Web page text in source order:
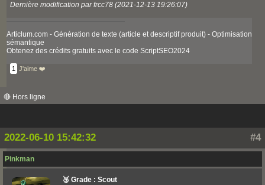
Dernière modification par frcc78 (2021-12-13 19:26:07)
Articlum.com - Génération de texte (article et descriptif produit) - Optimisation
sémantique
Obtenez des crédits gratuits avec le code ScriptSEO2024
1 J'aime ❤️
🔴 Hors ligne
#4
2022-06-10 15:42:32
Pinkman
🥉 Grade : Scout